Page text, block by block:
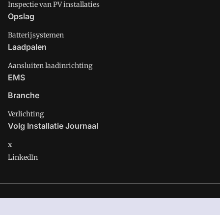
Inspectie van PV installaties
Opslag
Batterijsystemen
Laadpalen
Aansluiten laadinrichting
EMS
Branche
Verlichting
Volg Installatie Journaal
x
LinkedIn
Installatie Journaal is onderdeel van VMN media. Lees inons